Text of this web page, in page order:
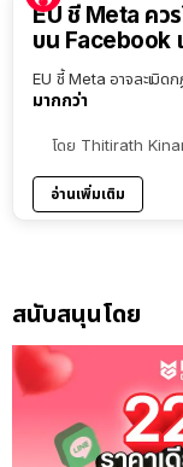
EU ชี้ Meta คว
บน Facebook
EU ชี้ Meta อาจละเมิ
มากกว่า
โดย Thitirath
อ่านเพิ่มเติม
สนับสนุนโดย